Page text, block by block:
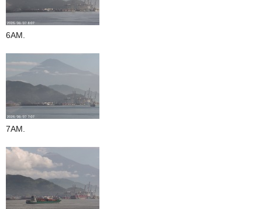
6AM.
7AM.